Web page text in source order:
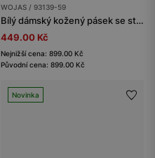
WOJAS / 93139-59
Bílý dámský kožený pásek se stříbrnou přezkou
449.00 Kč
Nejnižší cena: 899.00 Kč
Původní cena: 899.00 Kč
Novinka